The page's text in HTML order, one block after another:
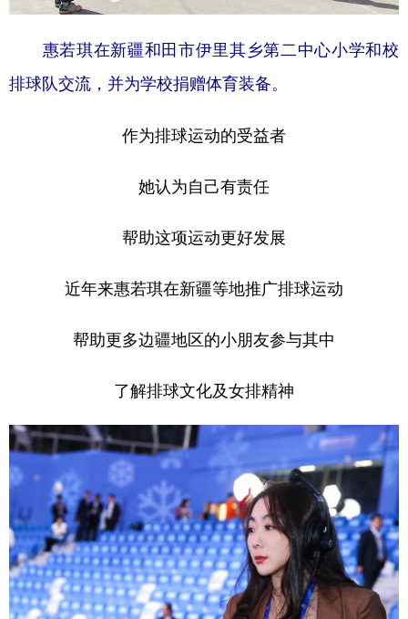
惠若琪在新疆和田市伊里其乡第二中心小学和校
排球队交流，并为学校捐赠体育装备。
作为排球运动的受益者
她认为自己有责任
帮助这项运动更好发展
近年来惠若琪在新疆等地推广排球运动
帮助更多边疆地区的小朋友参与其中
了解排球文化及女排精神